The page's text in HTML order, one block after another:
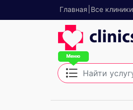
Главная Все клиники